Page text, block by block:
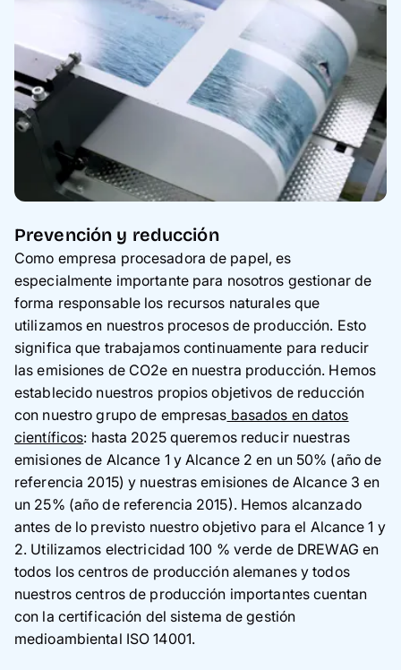
Prevención y reducción
Como empresa procesadora de papel, es
especialmente importante para nosotros gestionar de
forma responsable los recursos naturales que
utilizamos en nuestros procesos de producción. Esto
significa que trabajamos continuamente para reducir
las emisiones de CO2e en nuestra producción. Hemos
establecido nuestros propios objetivos de reducción
con nuestro grupo de empresas basados en datos
científicos: hasta 2025 queremos reducir nuestras
emisiones de Alcance 1 y Alcance 2 en un 50% (año de
referencia 2015) y nuestras emisiones de Alcance 3 en
un 25% (año de referencia 2015). Hemos alcanzado
antes de lo previsto nuestro objetivo para el Alcance 1 y
2. Utilizamos electricidad 100 % verde de DREWAG en
todos los centros de producción alemanes y todos
nuestros centros de producción importantes cuentan
con la certificación del sistema de gestión
medioambiental ISO 14001.